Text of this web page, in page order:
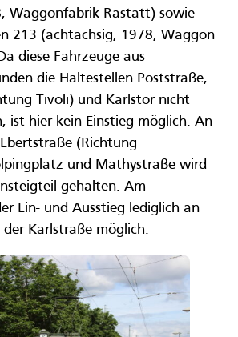
Waggonfabrik Rastatt) sowie
213 (achtachsig, 1978, Waggon
diese Fahrzeuge aus
die Haltestellen Poststraße,
Tivoli) und Karlstor nicht
ist hier kein Einstieg möglich. An
(Richtung
und Mathystraße wird
gehalten. Am
Ein- und Ausstieg lediglich an
Karlstraße möglich.